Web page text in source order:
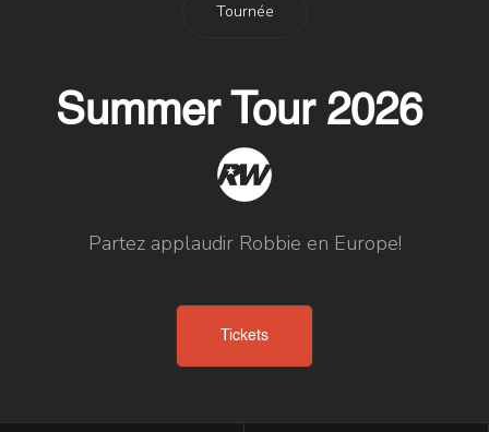
Tournée
Summer Tour 2026
Partez applaudir Robbie en Europe!
Tickets